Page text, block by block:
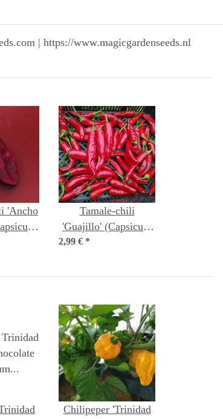
| https://www.magicgardenseeds.nl
'Ancho
Tamale-chili
'Guajillo' (Capsicum
annuum) zaden
2,99 € *
Chilipeper 'Trinidad